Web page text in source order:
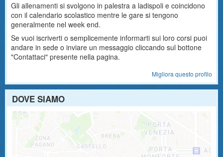
Gli allenamenti si svolgono in palestra a ladispoli e coincidono
con il calendario scolastico mentre le gare si tengono
generalmente nel week end.
Se vuoi iscriverti o semplicemente informarti sui loro corsi puoi
andare in sede o inviare un messaggio cliccando sul bottone
"Contattaci" presente nella pagina.
Migliora questo profilo
DOVE SIAMO